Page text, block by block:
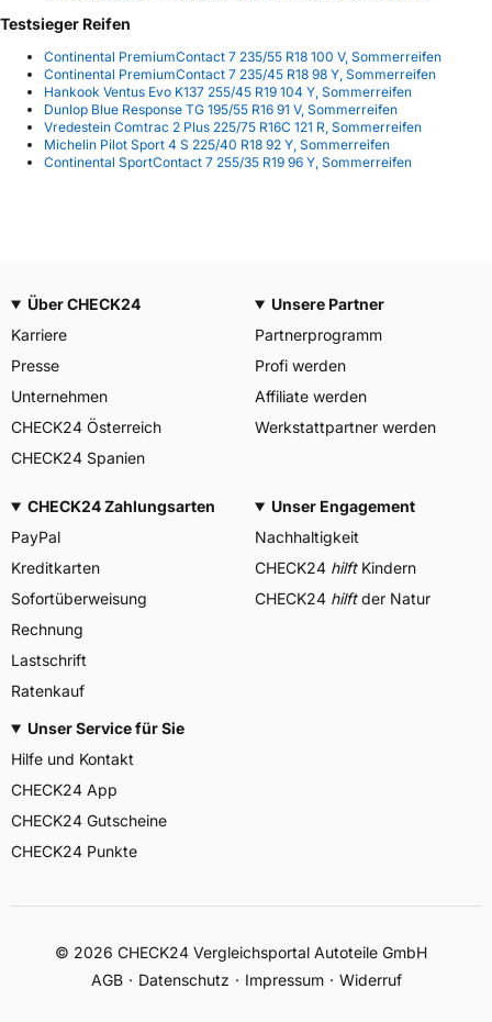
Testsieger Reifen
Continental PremiumContact 7 235/55 R18 100 V, Sommerreifen
Continental PremiumContact 7 235/45 R18 98 Y, Sommerreifen
Hankook Ventus Evo K137 255/45 R19 104 Y, Sommerreifen
Dunlop Blue Response TG 195/55 R16 91 V, Sommerreifen
Vredestein Comtrac 2 Plus 225/75 R16C 121 R, Sommerreifen
Michelin Pilot Sport 4 S 225/40 R18 92 Y, Sommerreifen
Continental SportContact 7 255/35 R19 96 Y, Sommerreifen
Über CHECK24
Karriere
Presse
Unternehmen
CHECK24 Österreich
CHECK24 Spanien
Unsere Partner
Partnerprogramm
Profi werden
Affiliate werden
Werkstattpartner werden
CHECK24 Zahlungsarten
PayPal
Kreditkarten
Sofortüberweisung
Rechnung
Lastschrift
Ratenkauf
Unser Engagement
Nachhaltigkeit
CHECK24 hilftKindern
CHECK24 hilftder Natur
Unser Service für Sie
Hilfe und Kontakt
CHECK24 App
CHECK24 Gutscheine
CHECK24 Punkte
© 2026 CHECK24 Vergleichsportal Autoteile GmbH
AGB
Datenschutz Impressum Widerruf